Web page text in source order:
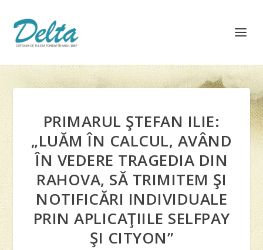
PRIMARUL ŞTEFAN ILIE:
„LUĂM ÎN CALCUL, AVÂND
ÎN VEDERE TRAGEDIA DIN
RAHOVA, SĂ TRIMITEM ŞI
NOTIFICĂRI INDIVIDUALE
PRIN APLICAŢIILE SELFPAY
ŞI CITYON”